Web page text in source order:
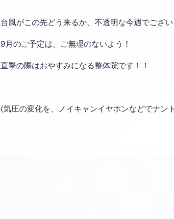
台風がこの先どう来るか、不透明な今週でござい
9月のご予定は、ご無理のないよう！
直撃の際はおやすみになる整体院です！！
(気圧の変化を、ノイキャンイヤホンなどでナン